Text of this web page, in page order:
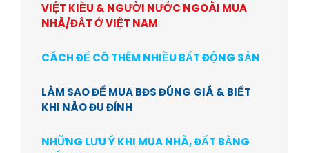
VIỆT KIỀU & NGƯỜI NƯỚC NGOÀI MUA
NHÀ/ĐẤT Ở VIỆT NAM
CÁCH ĐỂ CÓ THÊM NHIỀU BẤT ĐỘNG SẢN
LÀM SAO ĐỂ MUA BĐS ĐÚNG GIÁ & BIẾT
KHI NÀO ĐU ĐỈNH
NHỮNG LƯU Ý KHI MUA NHÀ, ĐẤT BẰNG